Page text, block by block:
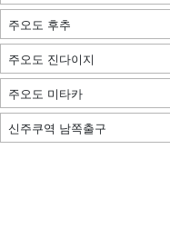
주오도 후추
주오도 진다이지
주오도 미타카
신주쿠역 남쪽출구